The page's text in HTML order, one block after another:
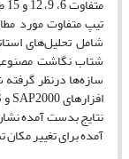
تیپ متفاوت مورد
شامل تحلیل‌های
شتاب نگاشت
سازه‌ها درنظر
آمده برای تغییر مکان تسلیم